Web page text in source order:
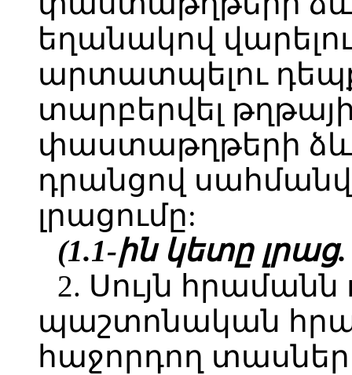
եղանակով
արտատպելու
տարբերվել
փաստաթղթերի
դրանցով
լրացումը:
(1.1-ին կետը լրաց.
2. Սույն հրամանն
պաշտոնական
հաջորդող